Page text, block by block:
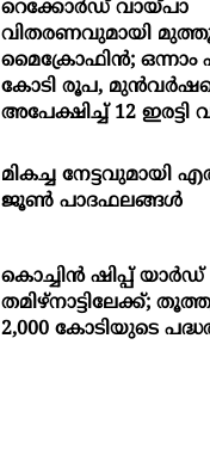
റെക്കോർഡ് വായ്പാ
വിതരണവുമായി
മൈക്രോഫിൻ; ഒന്നാം
കോടി രൂപ,
അപേക്ഷിച്ച് 12 ഇരട്ടി
മികച്ച
ജൂൺ പാദഫലങ്ങൾ
കൊച്ചിന്‍ ഷിപ്പ് യാർഡ്
തമിഴ്നാട്ടിലേക്ക്;
2,000 കോടിയുടെ